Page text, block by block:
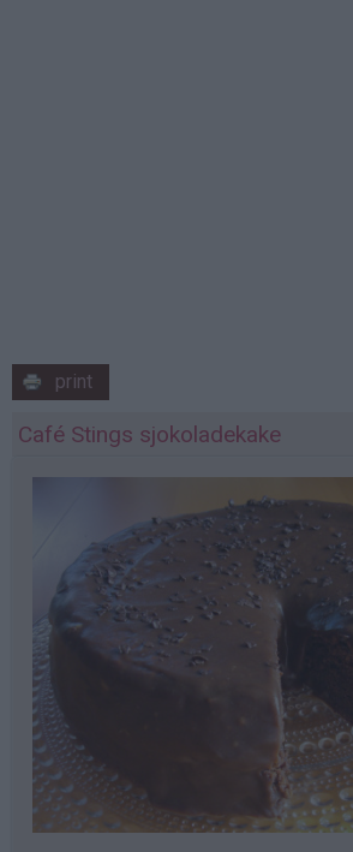
print
Café Stings sjokoladekake